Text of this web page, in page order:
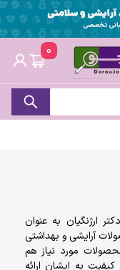
0
ارژنگیان به عنوان
آرایشی و بهداشتی
مورد نیاز هم
به ایشان ارائه